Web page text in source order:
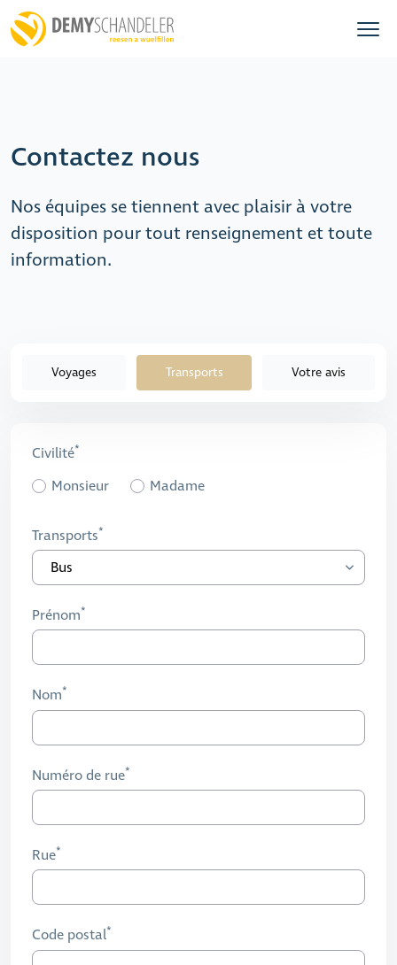
Contactez nous
Nos équipes se tiennent avec plaisir à votre
disposition pour tout renseignement et toute
information.
Voyages Transports Votre avis
Civilité
Monsieur
Madame
Transports
Prénom
Nom
Numéro de rue
Rue
Code postal